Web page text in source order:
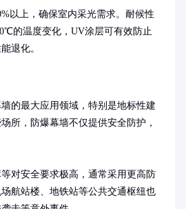
以上，确保室内采光需求。耐候性
的温度变化，UV涂层可有效防止
退化。
的最大应用领域，特别是地标性建
所，防爆幕墙不仅提供安全防护，
对安全要求极高，通常采用更高防
航站楼、地铁站等公共交通枢纽也